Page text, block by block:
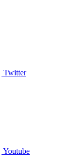
Twitter
Youtube